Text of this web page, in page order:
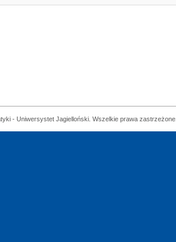
- Uniwersystet Jagielloński. Wszelkie prawa zastrzeżone.